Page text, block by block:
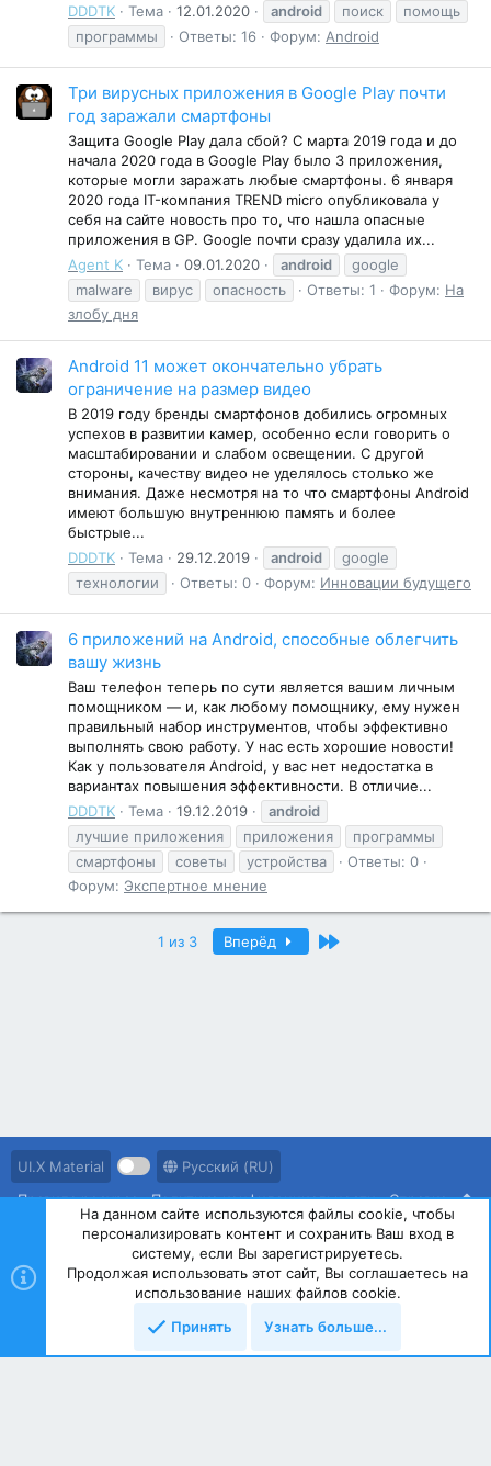
DDDTK
Тема 12.01.2020 android поиск
помощь
программы
Ответы: 16 Форум: Android
Три вирусных приложения в Google Play почти
год заражали смартфоны
Защита Google Play дала сбой? С марта 2019 года и до
начала 2020 года в Google Play было 3 приложения,
которые могли заражать любые смартфоны. 6 января
2020 года IT-компания TREND micro опубликовала у
себя на сайте новость про то, что нашла опасные
приложения в GP. Google почти сразу удалила их...
Agent K
Тема 09.01.2020 android
google
malware
вирус опасность Ответы: 1 Форум: На
злобу дня
Android 11 может окончательно убрать
ограничение на размер видео
В 2019 году бренды смартфонов добились огромных
успехов в развитии камер, особенно если говорить о
масштабировании и слабом освещении. С другой
стороны, качеству видео не уделялось столько же
внимания. Даже несмотря на то что смартфоны Android
имеют большую внутреннюю память и более
быстрые...
DDDTK
Тема 29.12.2019 android
google
технологии
Ответы: 0 Форум: Инновации будущего
6 приложений на Android, способные облегчить
вашу жизнь
Ваш телефон теперь по сути является вашим личным
помощником — и, как любому помощнику, ему нужен
правильный набор инструментов, чтобы эффективно
выполнять свою работу. У нас есть хорошие новости!
Как у пользователя Android, у вас нет недостатка в
вариантах повышения эффективности. В отличие...
DDDTK
Тема 19.12.2019
android
лучшие приложения
приложения
программы
смартфоны
советы устройства
Ответы: 0
Форум: Экспертное мнение
1 из 3 Вперёд Последний
UI.X Material
Русский (RU)
Правила ресурса
Политика конфиденциальности Справка
Community platform by XenForo © 2010-2023 XenForo Ltd.
На данном сайте используются файлы cookie, чтобы
персонализировать контент и сохранить Ваш вход в
систему, если Вы зарегистрируетесь.
Продолжая использовать этот сайт, Вы соглашаетесь на
использование наших файлов cookie.
Принять
Узнать больше...